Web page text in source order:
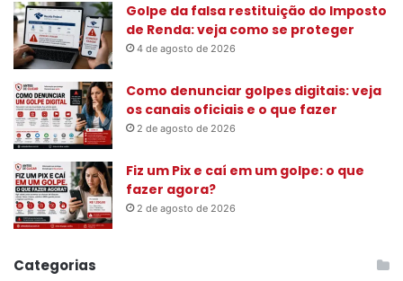
Golpe da falsa restituição do Imposto
de Renda: veja como se proteger
4 de agosto de 2026
Como denunciar golpes digitais: veja
os canais oficiais e o que fazer
2 de agosto de 2026
Fiz um Pix e caí em um golpe: o que
fazer agora?
2 de agosto de 2026
Categorias